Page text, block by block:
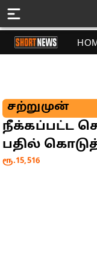
சற்றுமுன்
நீக்கப்பட்ட
பதில்
ரூ.15,516